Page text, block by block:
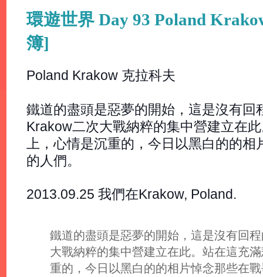
環遊世界 Day 93 Poland
簿]
Poland Krakow 克拉科夫
鐵道的盡頭是惡夢的開始，這是沒有回
Krakow二次大戰納粹的集中營建立在
上，心情是沉重的，今日以黑白的的
的人們。
2013.09.25 我們在Krakow, Poland.
鐵道的盡頭是惡夢的開始，這是沒有回
大戰納粹的集中營建立在此。站在這充
重的，今日以黑白的的相片悼念那些在